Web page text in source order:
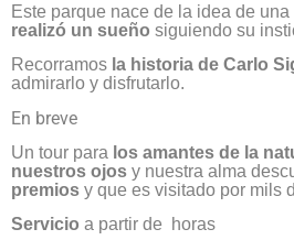
Este parque nace de la idea de una
realizó un sueño siguiendo su
Recorramos la historia de Carlo
admirarlo y disfrutarlo.
En breve
Un tour para los amantes de la
nuestros ojos y nuestra alma
premios y que es visitado por mils
Servicio a partir de horas